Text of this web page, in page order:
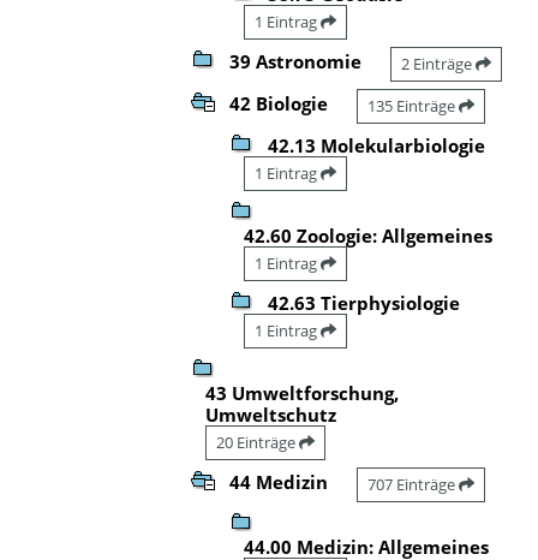
1 Eintrag
39 Astronomie 2 Einträge
42 Biologie 135 Einträge
42.13 Molekularbiologie
1 Eintrag
42.60 Zoologie: Allgemeines
1 Eintrag
42.63 Tierphysiologie
1 Eintrag
43 Umweltforschung,
Umweltschutz
20 Einträge
44 Medizin 707 Einträge
44.00 Medizin: Allgemeines